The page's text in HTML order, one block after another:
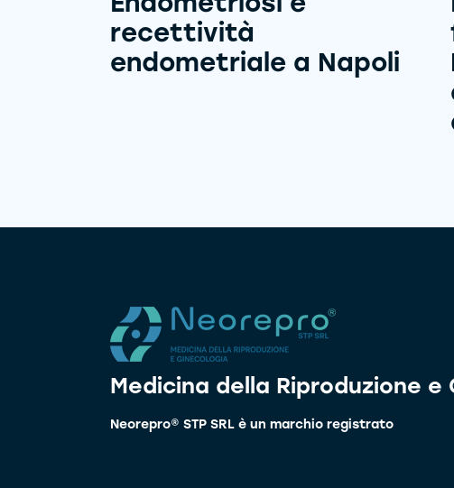
recettività
endometriale a Napoli
Medicina della Riproduzione e
Neorepro® STP SRL è un marchio registrato